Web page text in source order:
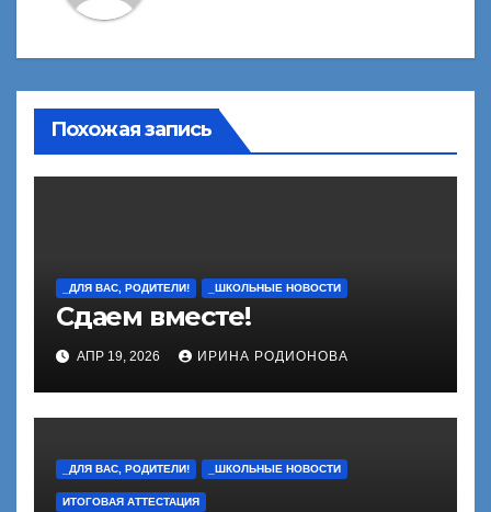
Похожая запись
_ДЛЯ ВАС, РОДИТЕЛИ! _ШКОЛЬНЫЕ НОВОСТИ
Сдаем вместе!
АПР 19, 2026 ИРИНА РОДИОНОВА
_ДЛЯ ВАС, РОДИТЕЛИ! _ШКОЛЬНЫЕ НОВОСТИ
ИТОГОВАЯ АТТЕСТАЦИЯ